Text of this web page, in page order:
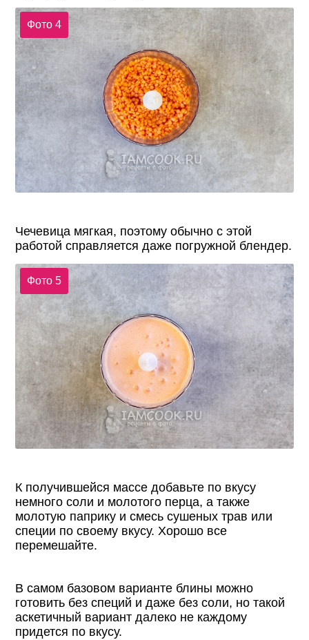
Фото 4
Чечевица мягкая, поэтому обычно с этой
работой справляется даже погружной блендер.
Фото 5
К получившейся массе добавьте по вкусу
немного соли и молотого перца, а также
молотую паприку и смесь сушеных трав или
специи по своему вкусу. Хорошо все
перемешайте.
В самом базовом варианте блины можно
готовить без специй и даже без соли, но такой
аскетичный вариант далеко не каждому
придется по вкусу.